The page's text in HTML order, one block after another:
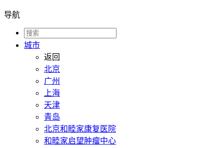
导航
城市
返回
北京
广州
上海
天津
青岛
北京和睦家康复医院
和睦家启望肿瘤中心